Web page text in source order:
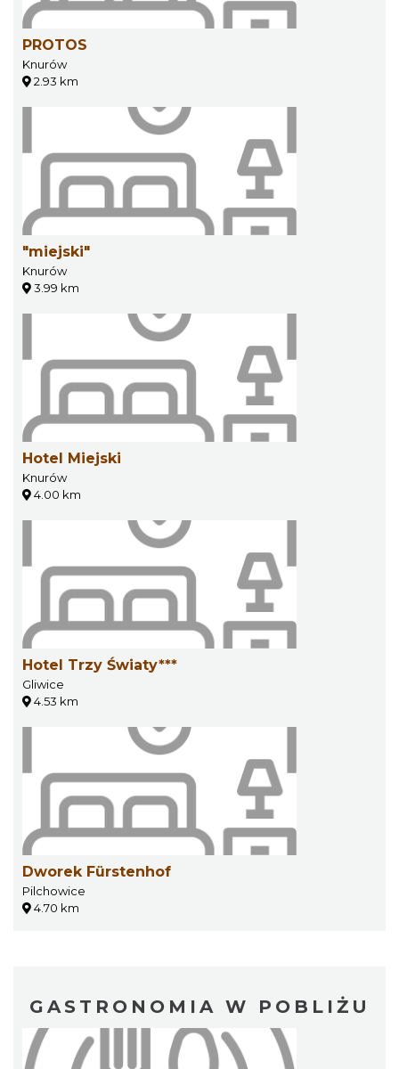
PROTOS
Knurów
2.93 km
"miejski"
Knurów
3.99 km
Hotel Miejski
Knurów
4.00 km
Hotel Trzy Światy***
Gliwice
4.53 km
Dworek Fürstenhof
Pilchowice
4.70 km
GASTRONOMIA W POBLIŻU